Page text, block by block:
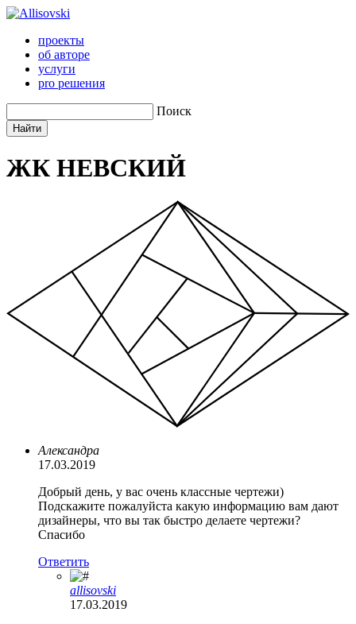
проекты
об авторе
услуги
pro решения
Поиск
ЖК НЕВСКИЙ
Александра
17.03.2019
Добрый день, у вас очень классные чертежи)
Подскажите пожалуйста какую информацию вам дают
дизайнеры, что вы так быстро делаете чертежи?
Спасибо
Ответить
allisovski
17.03.2019